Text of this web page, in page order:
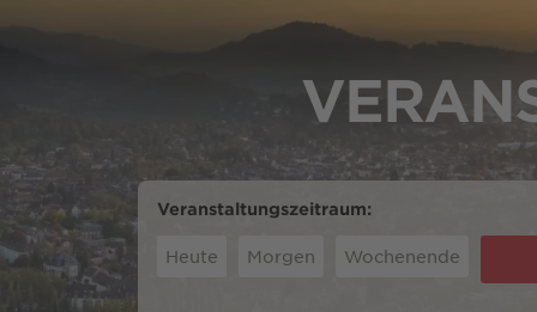
Veranstaltungszeitraum:
Heute Morgen Wochenende